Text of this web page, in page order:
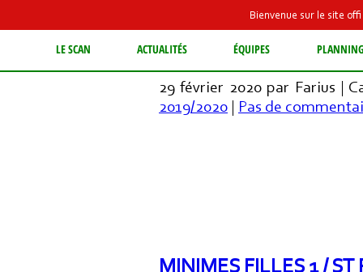
Bienvenue sur le site
LE SCAN ACTUALITÉS ÉQUIPES
BENJAMINS / EST
29 février 2020 par Farius |
2019/2020 | Pas de
MINIMES FILLES 1 / ST